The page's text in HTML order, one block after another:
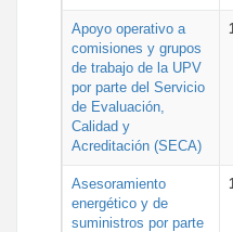
Apoyo operativo a
comisiones y grupos
de trabajo de la UPV
por parte del Servicio
de Evaluación,
Calidad y
Acreditación (SECA)
Asesoramiento
energético y de
suministros por parte